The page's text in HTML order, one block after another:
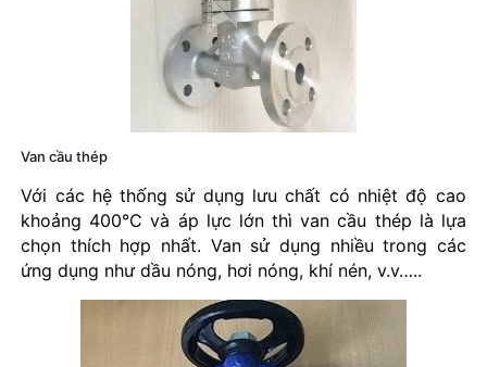
Van cầu thép
Với các hệ thống sử dụng lưu chất có nhiệt độ cao
khoảng 400°C và áp lực lớn thì van cầu thép là lựa
chọn thích hợp nhất. Van sử dụng nhiều trong các
ứng dụng như dầu nóng, hơi nóng, khí nén, v.v…..